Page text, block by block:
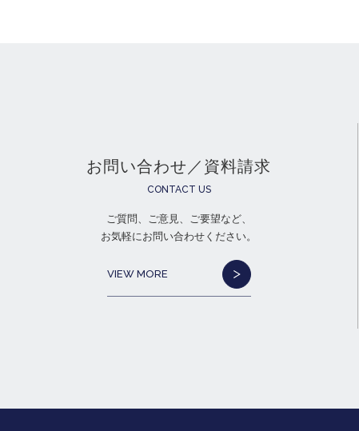
お問い合わせ／資料請求
CONTACT US
ご質問、ご意見、ご要望など、
お気軽にお問い合わせください。
VIEW MORE